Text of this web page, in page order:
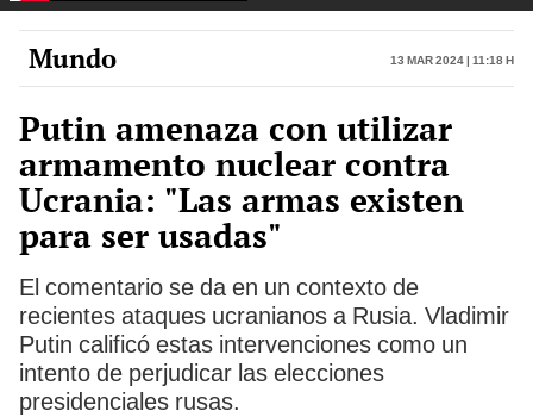
Petroperú | Sin Guion con
Rosa María Palacios
Mundo 13 Mar 2024 | 11:18 h
Putin amenaza con utilizar
armamento nuclear contra
Ucrania: "Las armas existen
para ser usadas"
El comentario se da en un contexto de
recientes ataques ucranianos a Rusia. Vladimir
Putin calificó estas intervenciones como un
intento de perjudicar las elecciones
presidenciales rusas.